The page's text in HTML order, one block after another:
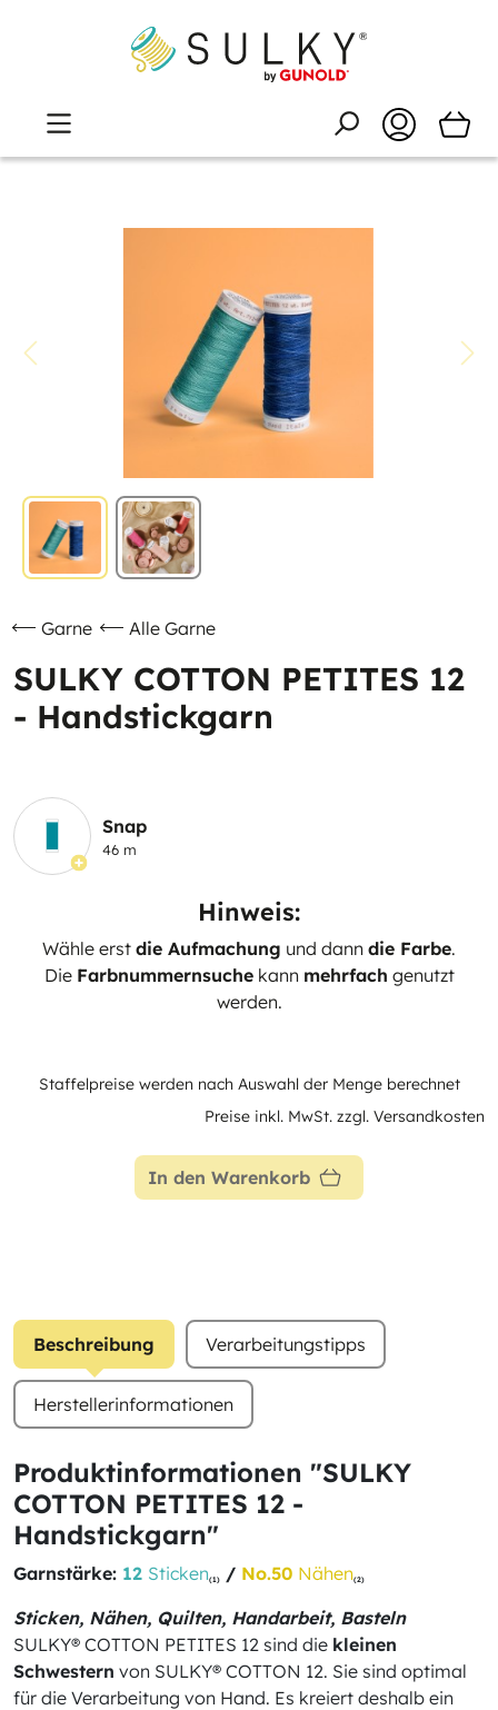
Garne Alle Garne
SULKY COTTON PETITES 12
- Handstickgarn
Snap
46 m
Hinweis:
Wähle erst die Aufmachung und dann die Farbe.
Die Farbnummernsuchekann mehrfach genutzt
werden.
Staffelpreise werden nach Auswahl der Menge berechnet
Preise inkl. MwSt. zzgl. Versandkosten
In den Warenkorb
Beschreibung Verarbeitungstipps
Herstellerinformationen
Produktinformationen "SULKY
COTTON PETITES 12 -
Handstickgarn"
Garnstärke: 12 Sticken(1) / No.50 Nähen(2)
Sticken, Nähen, Quilten, Handarbeit, Basteln
SULKY® COTTON PETITES 12 sind die kleinen
Schwestern von SULKY® COTTON 12. Sie sind optimal
für die Verarbeitung von Hand. Es kreiert deshalb ein